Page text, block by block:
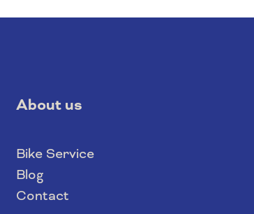
About us
Bike Service
Blog
Contact